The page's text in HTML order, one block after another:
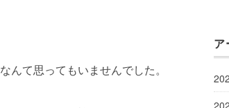
んて思ってもいませんでした。
ア